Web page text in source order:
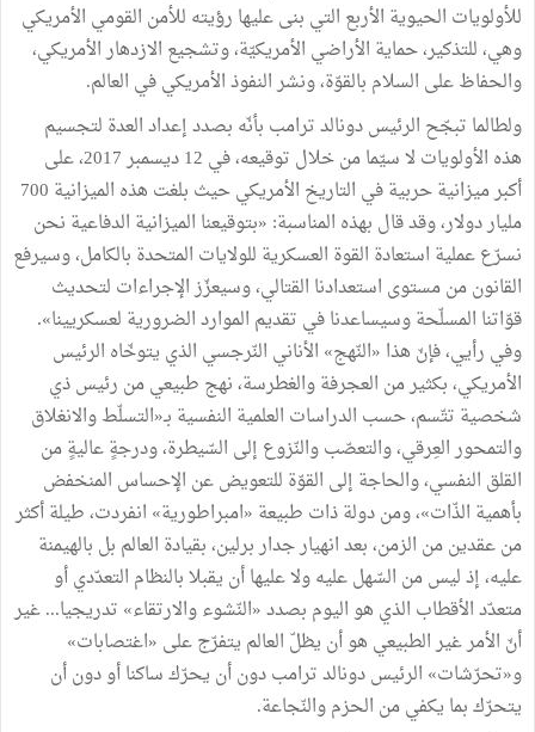
للأولويات الحيوية الأربع التي بنى عليها رؤيته للأمن القومي الأمريكي
وهي، للتذكير، حماية الأراضي الأمريكيّة، وتشجيع الازدهار الأمريكي،
والحفاظ على السلام بالقوّة، ونشر النفوذ الأمريكي في العالم.
ولطالما تبجّح الرئيس دونالد ترامب بأنّه بصدد إعداد العدة لتجسيم
هذه الأولويات لا سيّما من خلال توقيعه، في 12 ديسمبر 2017، على
أكبر ميزانية حربية في التاريخ الأمريكي حيث بلغت هذه الميزانية 700
مليار دولار، وقد قال بهذه المناسبة: «بتوقيعنا الميزانية الدفاعية نحن
نسرّع عملية استعادة القوة العسكرية للولايات المتحدة بالكامل، وسيرفع
القانون من مستوى استعدادنا القتالي، وسيعزّز الإجراءات لتحديث
قوّاتنا المسلّحة وسيساعدنا في تقديم الموارد الضرورية لعسكريينا».
وفي رأيي، فإنّ هذا «النّهج» الأناني النّرجسي الذي يتوخّاه الرئيس
الأمريكي، بكثير من العجرفة والغطرسة، نهج طبيعي من رئيس ذي
شخصية تتّسم، حسب الدراسات العلمية النفسية بـ«التسلّط والانغلاق
والتمحور العِرقي، والتعصّب والنّزوع إلى السّيطرة، ودرجةٍ عاليةٍ من
القلق النفسي، والحاجة إلى القوّة للتعويض عن الإحساس المنخفض
بأهمية الذّات»، ومن دولة ذات طبيعة «امبراطورية» انفردت، طيلة أكثر
من عقدين من الزمن، بعد انهيار جدار برلين، بقيادة العالم بل بالهيمنة
عليه، إذ ليس من السّهل عليه ولا عليها أن يقبلا بالنظام التعدّدي أو
متعدّد الأقطاب الذي هو اليوم بصدد «النّشوء والارتقاء» تدريجيا... غير
أنّ الأمر غير الطبيعي هو أن يظلّ العالم يتفرّج على «اغتصابات»
و«تحرّشات» الرئيس دونالد ترامب دون أن يحرّك ساكنا أو دون أن
يتحرّك بما يكفي من الحزم والنّجاعة.